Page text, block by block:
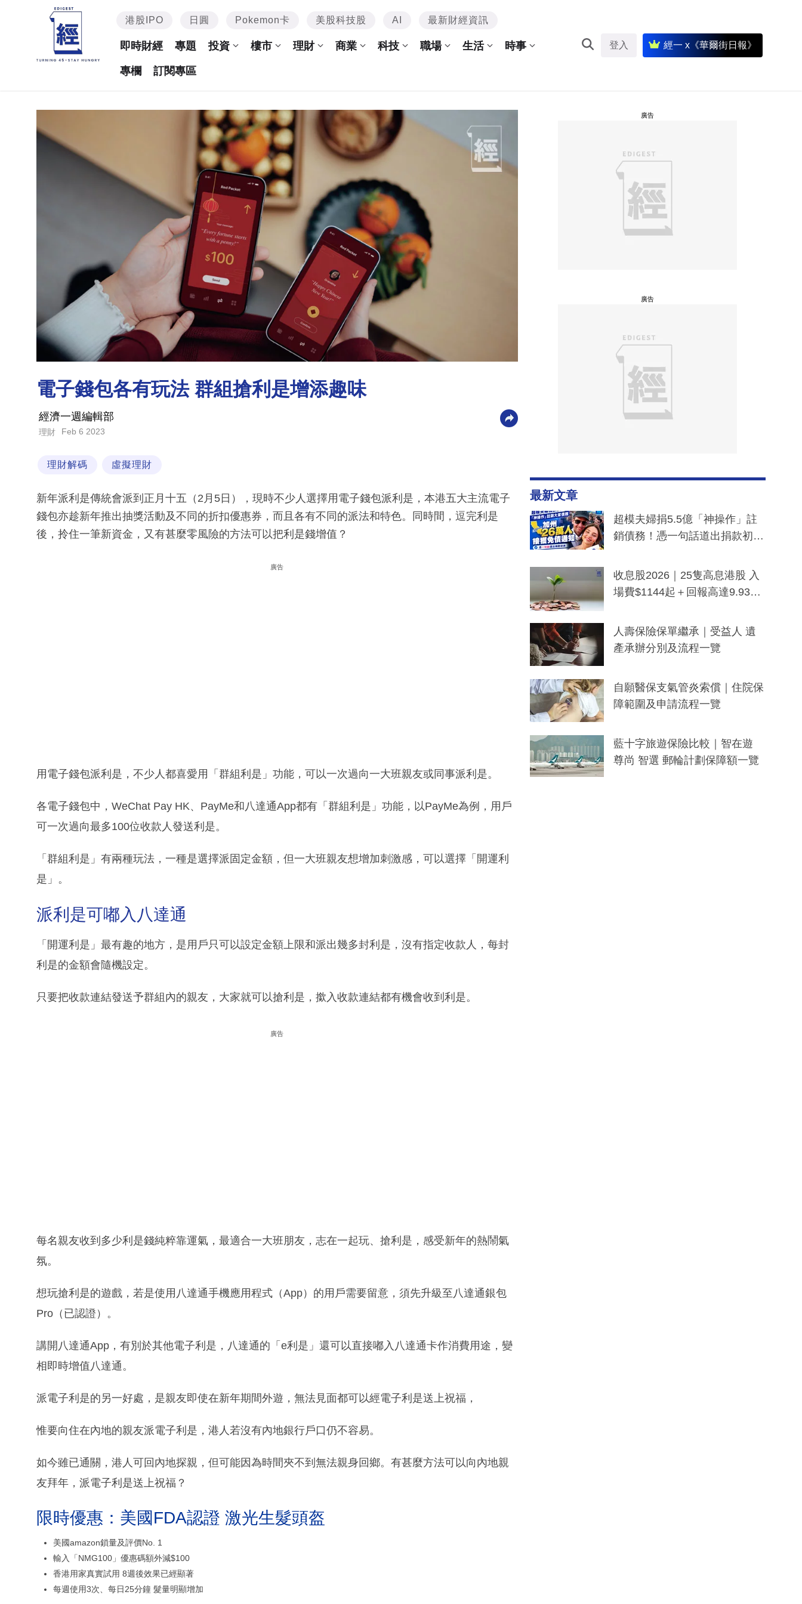
港股IPO 日圓 Pokemon卡 美股科技股 AI 最新財經資訊
即時財經 專題 投資 樓市 理財 商業 科技 職場 生活 時事
專欄 訂閱專區
登入 經一 x《華爾街日報》
電子錢包各有玩法 群組搶利是增添趣味
經濟一週編輯部
理財 Feb 6 2023
理財解碼 虛擬理財
新年派利是傳統會派到正月十五（2月5日），現時不少人選擇用電子錢包派利是，本港五大主流電子
錢包亦趁新年推出抽獎活動及不同的折扣優惠券，而且各有不同的派法和特色。同時間，逗完利是
後，拎住一筆新資金，又有甚麼零風險的方法可以把利是錢增值？
廣告
用電子錢包派利是，不少人都喜愛用「群組利是」功能，可以一次過向一大班親友或同事派利是。
各電子錢包中，WeChat Pay HK、PayMe和八達通App都有「群組利是」功能，以PayMe為例，用戶
可一次過向最多100位收款人發送利是。
「群組利是」有兩種玩法，一種是選擇派固定金額，但一大班親友想增加刺激感，可以選擇「開運利
是」。
派利是可嘟入八達通
「開運利是」最有趣的地方，是用戶只可以設定金額上限和派出幾多封利是，沒有指定收款人，每封
利是的金額會隨機設定。
只要把收款連結發送予群組內的親友，大家就可以搶利是，撳入收款連結都有機會收到利是。
廣告
每名親友收到多少利是錢純粹靠運氣，最適合一大班朋友，志在一起玩、搶利是，感受新年的熱鬧氣
氛。
想玩搶利是的遊戲，若是使用八達通手機應用程式（App）的用戶需要留意，須先升級至八達通銀包
Pro（已認證）。
講開八達通App，有別於其他電子利是，八達通的「e利是」還可以直接嘟入八達通卡作消費用途，變
相即時增值八達通。
派電子利是的另一好處，是親友即使在新年期間外遊，無法見面都可以經電子利是送上祝福，
惟要向住在內地的親友派電子利是，港人若沒有內地銀行戶口仍不容易。
如今雖已通關，港人可回內地探親，但可能因為時間夾不到無法親身回鄉。有甚麼方法可以向內地親
友拜年，派電子利是送上祝福？
限時優惠：美國FDA認證 激光生髮頭盔
美國amazon鎖量及評價No. 1
輸入「NMG100」優惠碼額外減$100
香港用家真實試用 8週後效果已經顯著
每週使用3次、每日25分鐘 髮量明顯增加
廣告
廣告
最新文章
超模夫婦捐5.5億「神操作」註
銷債務！憑一句話道出捐款初
一度被誤當詐騙手段
收息股2026｜25隻高息港股 入
場費$1144起＋回報高達9.93
人壽保險保單繼承｜受益人 遺
產承辦分別及流程一覽
自願醫保支氣管炎索償｜住院保
障範圍及申請流程一覽
藍十字旅遊保險比較｜智在遊
尊尚 智選 郵輪計劃保障額一覽